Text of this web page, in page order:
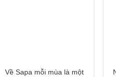
Về Sapa mỗi mùa là một